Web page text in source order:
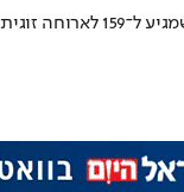
בשקט בשקט, ארוחת